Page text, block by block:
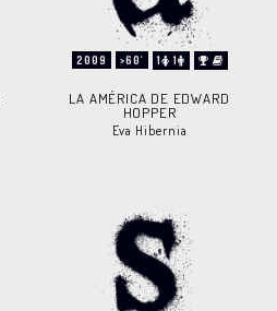
2009 >60' 1 1
LA AMÉRICA DE EDWARD
HOPPER
Eva Hibernia